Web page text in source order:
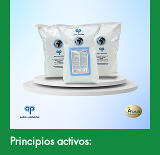
Principios activos: